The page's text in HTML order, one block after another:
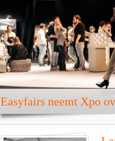
Easyfairs neemt Xpo